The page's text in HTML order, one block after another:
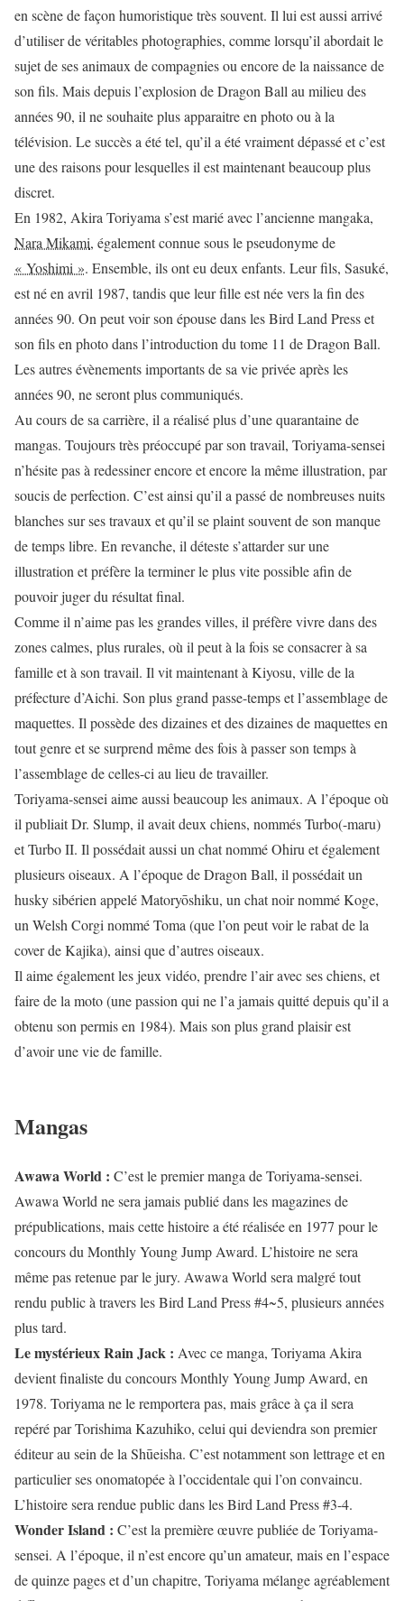
en scène de façon humoristique très souvent. Il lui est aussi arrivé
d’utiliser de véritables photographies, comme lorsqu’il abordait le
sujet de ses animaux de compagnies ou encore de la naissance de
son fils. Mais depuis l’explosion de Dragon Ball au milieu des
années 90, il ne souhaite plus apparaitre en photo ou à la
télévision. Le succès a été tel, qu’il a été vraiment dépassé et c’est
une des raisons pour lesquelles il est maintenant beaucoup plus
discret.
En 1982, Akira Toriyama s’est marié avec l’ancienne mangaka,
Nara Mikami, également connue sous le pseudonyme de
« Yoshimi ». Ensemble, ils ont eu deux enfants. Leur fils, Sasuké,
est né en avril 1987, tandis que leur fille est née vers la fin des
années 90. On peut voir son épouse dans les Bird Land Press et
son fils en photo dans l’introduction du tome 11 de Dragon Ball.
Les autres évènements importants de sa vie privée après les
années 90, ne seront plus communiqués.
Au cours de sa carrière, il a réalisé plus d’une quarantaine de
mangas. Toujours très préoccupé par son travail, Toriyama-sensei
n’hésite pas à redessiner encore et encore la même illustration, par
soucis de perfection. C’est ainsi qu’il a passé de nombreuses nuits
blanches sur ses travaux et qu’il se plaint souvent de son manque
de temps libre. En revanche, il déteste s’attarder sur une
illustration et préfère la terminer le plus vite possible afin de
pouvoir juger du résultat final.
Comme il n’aime pas les grandes villes, il préfère vivre dans des
zones calmes, plus rurales, où il peut à la fois se consacrer à sa
famille et à son travail. Il vit maintenant à Kiyosu, ville de la
préfecture d’Aichi. Son plus grand passe-temps et l’assemblage de
maquettes. Il possède des dizaines et des dizaines de maquettes en
tout genre et se surprend même des fois à passer son temps à
l’assemblage de celles-ci au lieu de travailler.
Toriyama-sensei aime aussi beaucoup les animaux. A l’époque où
il publiait Dr. Slump, il avait deux chiens, nommés Turbo(-maru)
et Turbo II. Il possédait aussi un chat nommé Ohiru et également
plusieurs oiseaux. A l’époque de Dragon Ball, il possédait un
husky sibérien appelé Matoryōshiku, un chat noir nommé Koge,
un Welsh Corgi nommé Toma (que l’on peut voir le rabat de la
cover de Kajika), ainsi que d’autres oiseaux.
Il aime également les jeux vidéo, prendre l’air avec ses chiens, et
faire de la moto (une passion qui ne l’a jamais quitté depuis qu’il a
obtenu son permis en 1984). Mais son plus grand plaisir est
d’avoir une vie de famille.
Mangas
Awawa World : C’est le premier manga de Toriyama-sensei.
Awawa World ne sera jamais publié dans les magazines de
prépublications, mais cette histoire a été réalisée en 1977 pour le
concours du Monthly Young Jump Award. L’histoire ne sera
même pas retenue par le jury. Awawa World sera malgré tout
rendu public à travers les Bird Land Press #4~5, plusieurs années
plus tard.
Le mystérieux Rain Jack : Avec ce manga, Toriyama Akira
devient finaliste du concours Monthly Young Jump Award, en
1978. Toriyama ne le remportera pas, mais grâce à ça il sera
repéré par Torishima Kazuhiko, celui qui deviendra son premier
éditeur au sein de la Shūeisha. C’est notamment son lettrage et en
particulier ses onomatopée à l’occidentale qui l’on convaincu.
L’histoire sera rendue public dans les Bird Land Press #3-4.
Wonder Island : C’est la première œuvre publiée de Toriyama-
sensei. A l’époque, il n’est encore qu’un amateur, mais en l’espace
de quinze pages et d’un chapitre, Toriyama mélange agréablement